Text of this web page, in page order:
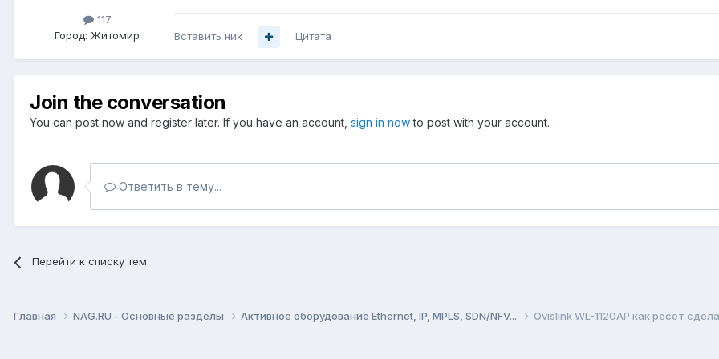
117
Город: Житомир Вставить ник Цитата
Join the conversation
You can post now and register later. If you have an account, sign in nowto post with your account.
Ответить в тему...
Перейти к списку тем
Главная NAG.RU - Основные разделы Активное оборудование Ethernet, IP, MPLS, SDN/NFV... Ovislink WL-1120AP как ресет